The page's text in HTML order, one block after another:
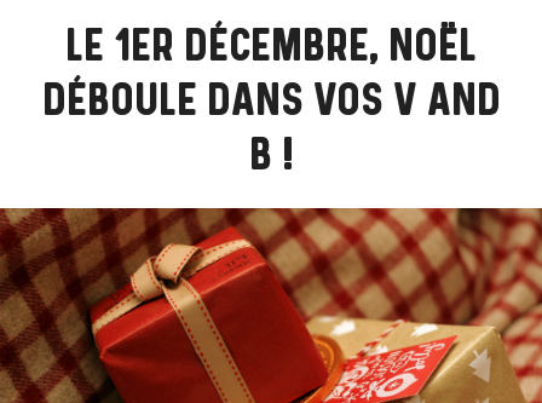
LE 1ER DÉCEMBRE, NOËL
DÉBOULE DANS VOS V AND
B !